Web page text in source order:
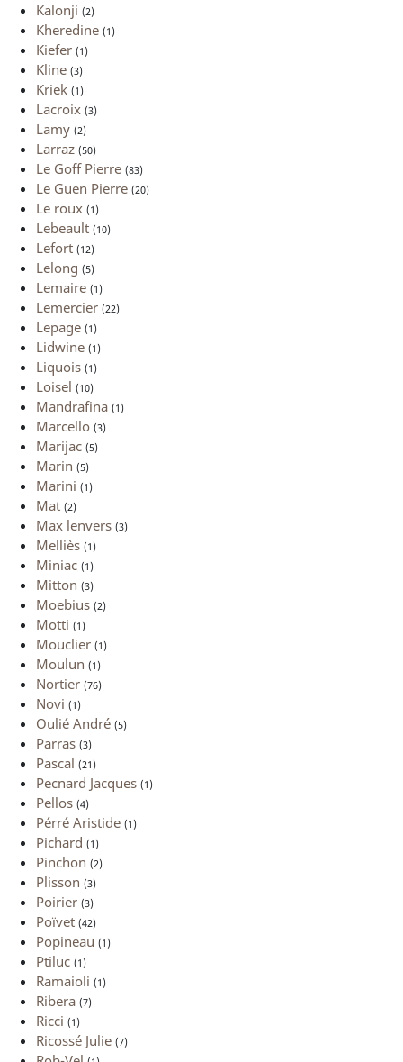
Kalonji (2)
Kheredine (1)
Kiefer (1)
Kline (3)
Kriek (1)
Lacroix (3)
Lamy (2)
Larraz (50)
Le Goff Pierre (83)
Le Guen Pierre (20)
Le roux (1)
Lebeault (10)
Lefort (12)
Lelong (5)
Lemaire (1)
Lemercier (22)
Lepage (1)
Lidwine (1)
Liquois (1)
Loisel (10)
Mandrafina (1)
Marcello (3)
Marijac (5)
Marin (5)
Marini (1)
Mat (2)
Max lenvers (3)
Melliès (1)
Miniac (1)
Mitton (3)
Moebius (2)
Motti (1)
Mouclier (1)
Moulun (1)
Nortier (76)
Novi (1)
Oulié André (5)
Parras (3)
Pascal (21)
Pecnard Jacques (1)
Pellos (4)
Pérré Aristide (1)
Pichard (1)
Pinchon (2)
Plisson (3)
Poirier (3)
Poïvet (42)
Popineau (1)
Ptiluc (1)
Ramaioli (1)
Ribera (7)
Ricci (1)
Ricossé Julie (7)